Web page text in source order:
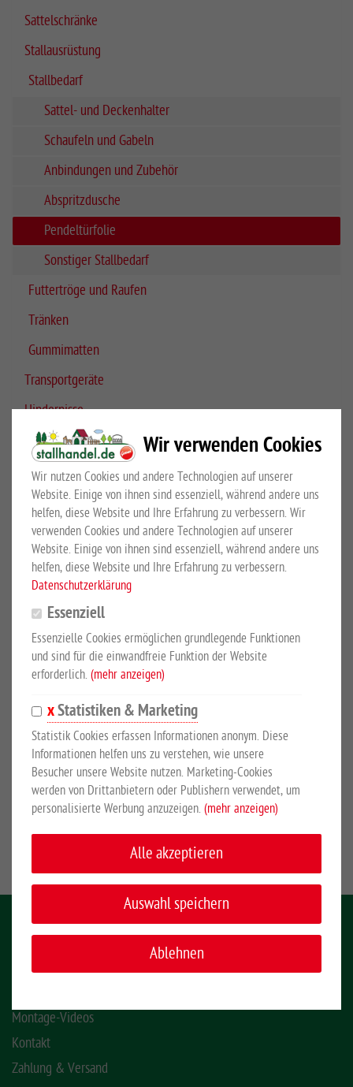
Sattelschränke
Stallausrüstung
Stallbedarf
Sattel- und Deckenhalter
Schaufeln und Gabeln
Anbindungen und Zubehör
Abspritzdusche
Pendeltürfolie
Sonstiger Stallbedarf
Futtertröge und Raufen
Tränken
Gummimatten
Transportgeräte
Hindernisse
Schermaschinen
Sale %
Top Artikel
Belmondo Basic
EUR 55,60*
KONTAKT
INFORMATIONEN
Montage-Videos
Kontakt
Zahlung & Versand
Wir verwenden Cookies
Wir nutzen Cookies und andere Technologien auf unserer
Website. Einige von ihnen sind essenziell, während andere uns
helfen, diese Website und Ihre Erfahrung zu verbessern. Wir
verwenden Cookies und andere Technologien auf unserer
Website. Einige von ihnen sind essenziell, während andere uns
helfen, diese Website und Ihre Erfahrung zu verbessern.
Datenschutzerklärung
Essenziell
Essenzielle Cookies ermöglichen grundlegende Funktionen
und sind für die einwandfreie Funktion der Website
erforderlich. (mehr anzeigen)
Statistiken & Marketing
Statistik Cookies erfassen Informationen anonym. Diese
Informationen helfen uns zu verstehen, wie unsere
Besucher unsere Website nutzen. Marketing-Cookies
werden von Drittanbietern oder Publishern verwendet, um
personalisierte Werbung anzuzeigen. (mehr anzeigen)
Alle akzeptieren
Auswahl speichern
Ablehnen